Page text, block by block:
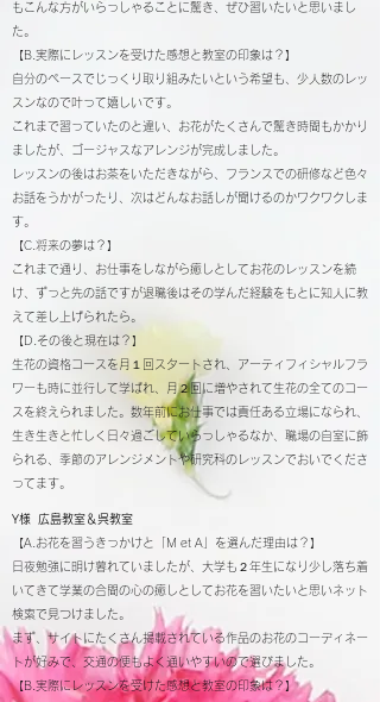
もこんな方がいらっしゃることに驚き、ぜひ習いたいと思いまし
た。
【B.実際にレッスンを受けた感想と教室の印象は？】
自分のペースでじっくり取り組みたいという希望も、少人数のレッ
スンなので叶って嬉しいです。
これまで習っていたのと違い、お花がたくさんで驚き時間もかかり
ましたが、ゴージャスなアレンジが完成しました。
レッスンの後はお茶をいただきながら、フランスでの研修など色々
お話をうかがったり、次はどんなお話しが聞けるのかワクワクしま
す。
【C.将来の夢は？】
これまで通り、お仕事をしながら癒しとしてお花のレッスンを続
け、ずっと先の話ですが退職後はその学んだ経験をもとに知人に教
えて差し上げられたら。
【D.その後と現在は？】
生花の資格コースを月１回スタートされ、アーティフィシャルフラ
ワーも時に並行して学ばれ、月２回に増やされて生花の全てのコー
スを終えられました。数年前にお仕事では責任ある立場になられ、
生き生きと忙しく日々過ごしていらっしゃるなか、職場の自室に飾
られる、季節のアレンジメントや研究科のレッスンでおいでくださ
ってます。
Y様 広島教室＆呉教室
【A.お花を習うきっかけと「M et A」を選んだ理由は？】
日夜勉強に明け暮れていましたが、大学も２年生になり少し落ち着
いてきて学業の合間の心の癒しとしてお花を習いたいと思いネット
検索で見つけました。
まず、サイトにたくさん掲載されている作品のお花のコーディネー
トが好みで、交通の便もよく通いやすいので選びました。
【B.実際にレッスンを受けた感想と教室の印象は？】